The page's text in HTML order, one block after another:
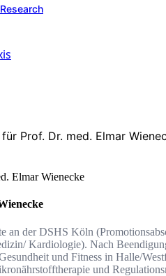
Prof. Dr. med. Elmar
an der DSHS Köln
Kardiologie). Nach
und Fitness in Halle/
und